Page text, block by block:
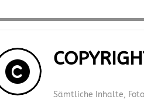
Sämtliche Inhalte,